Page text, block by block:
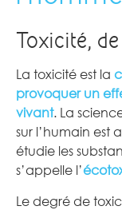
Toxicité,
La toxicité est la
provoquer un
vivant. La
sur l’humain est
étudie les
s’appelle l’
Le degré de